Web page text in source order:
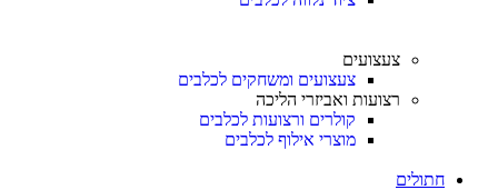
צעצועים
צעצועים ומשחקים לכלבים
רצועות ואביזרי הליכה
קולרים ורצועות לכלבים
מוצרי אילוף לכלבים
חתולים